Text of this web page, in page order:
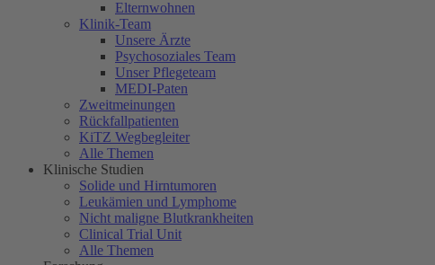
Elternwohnen
Klinik-Team
Unsere Ärzte
Psychosoziales Team
Unser Pflegeteam
MEDI-Paten
Zweitmeinungen
Rückfallpatienten
KiTZ Wegbegleiter
Alle Themen
Klinische Studien
Solide und Hirntumoren
Leukämien und Lymphome
Nicht maligne Blutkrankheiten
Clinical Trial Unit
Alle Themen